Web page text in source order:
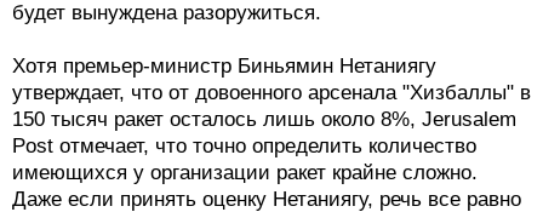
будет вынуждена разоружиться.
Хотя премьер-министр Биньямин Нетаниягу
утверждает, что от довоенного арсенала "Хизбаллы" в
150 тысяч ракет осталось лишь около 8%, Jerusalem
Post отмечает, что точно определить количество
имеющихся у организации ракет крайне сложно.
Даже если принять оценку Нетаниягу, речь все равно